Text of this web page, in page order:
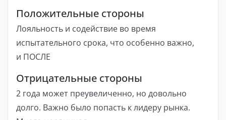
Положительные стороны
Лояльность и содействие во время
испытательного срока, что особенно важно,
и ПОСЛЕ
Отрицательные стороны
2 года может преувеличенно, но довольно
долго. Важно было попасть к лидеру рынка.